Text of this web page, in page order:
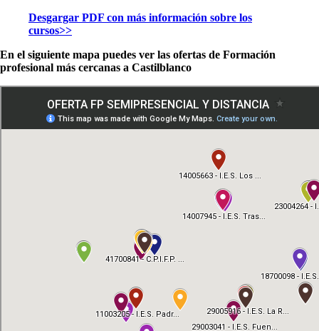
Desgargar PDF con más información sobre los
cursos>>
En el siguiente mapa puedes ver las ofertas de Formación
profesional más cercanas a Castilblanco